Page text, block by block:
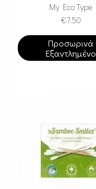
My Eco Type
€7.50
Προσωρινά
Εξαντλημένο